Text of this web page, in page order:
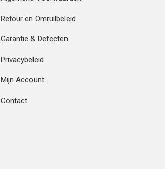
Retour en Omruilbeleid
Garantie & Defecten
Privacybeleid
Mijn Account
Contact